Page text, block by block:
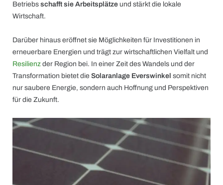
Betriebs schafft sie Arbeitsplätze und stärkt die lokale
Wirtschaft.
Darüber hinaus eröffnet sie Möglichkeiten für Investitionen in
erneuerbare Energien und trägt zur wirtschaftlichen Vielfalt und
Resilienz der Region bei. In einer Zeit des Wandels und der
Transformation bietet die Solaranlage Everswinkel somit nicht
nur saubere Energie, sondern auch Hoffnung und Perspektiven
für die Zukunft.